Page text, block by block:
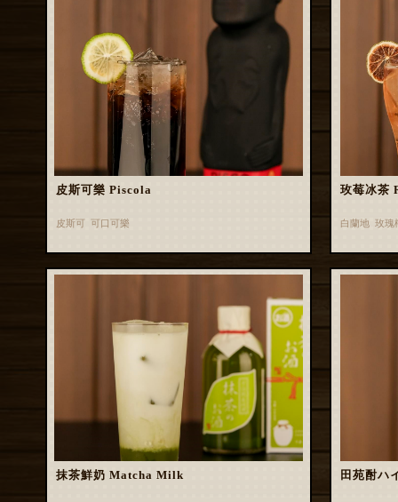
皮斯可樂 Piscola
皮斯可 可口可樂
玫莓冰茶
白蘭地 玫瑰
抹茶鮮奶 Matcha Milk 田苑酎ハ